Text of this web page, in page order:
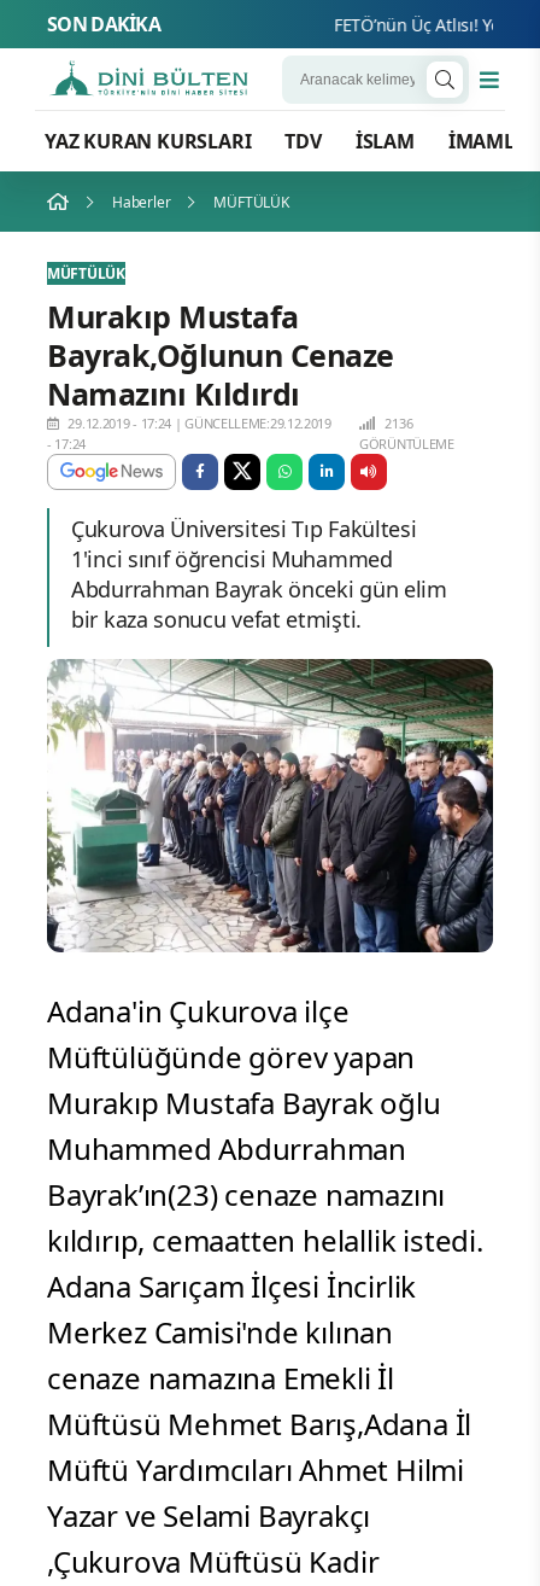
SON DAKİKA FETÖ’nün Üç Atlısı! Yeni
YAZ KURAN KURSLARI TDV İSLAM İMAMLAR
Haberler MÜFTÜLÜK
MÜFTÜLÜK
Murakıp Mustafa
Bayrak,Oğlunun Cenaze
Namazını Kıldırdı
29.12.2019 - 17:24 |GÜNCELLEME:29.12.2019
- 17:24
2136
GÖRÜNTÜLEME
Çukurova Üniversitesi Tıp Fakültesi
1'inci sınıf öğrencisi Muhammed
Abdurrahman Bayrak önceki gün elim
bir kaza sonucu vefat etmişti.
Adana'in Çukurova ilçe
Müftülüğünde görev yapan
Murakıp Mustafa Bayrak oğlu
Muhammed Abdurrahman
Bayrak’ın(23) cenaze namazını
kıldırıp, cemaatten helallik istedi.
Adana Sarıçam İlçesi İncirlik
Merkez Camisi'nde kılınan
cenaze namazına Emekli İl
Müftüsü Mehmet Barış,Adana İl
Müftü Yardımcıları Ahmet Hilmi
Yazar ve Selami Bayrakçı
,Çukurova Müftüsü Kadir